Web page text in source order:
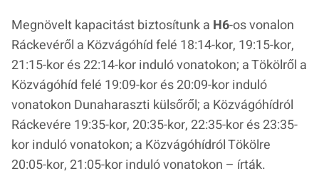
Megnövelt kapacitást biztosítunk a H6-os vonalon
Ráckevéről a Közvágóhíd felé 18:14-kor, 19:15-kor,
21:15-kor és 22:14-kor induló vonatokon; a Tökölről a
Közvágóhíd felé 19:09-kor és 20:09-kor induló
vonatokon Dunaharaszti külsőről; a Közvágóhídról
Ráckevére 19:35-kor, 20:35-kor, 22:35-kor és 23:35-
kor induló vonatokon; a Közvágóhídról Tökölre
20:05-kor, 21:05-kor induló vonatokon – írták.